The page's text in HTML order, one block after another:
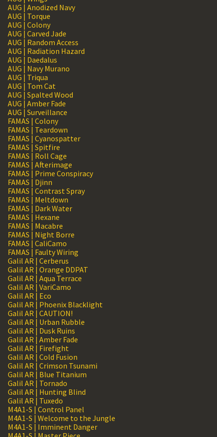
AUG | Anodized Navy
AUG | Torque
AUG | Colony
AUG | Carved Jade
AUG | Random Access
AUG | Radiation Hazard
AUG | Daedalus
AUG | Navy Murano
AUG | Triqua
AUG | Tom Cat
AUG | Spalted Wood
AUG | Amber Fade
AUG | Surveillance
FAMAS | Colony
FAMAS | Teardown
FAMAS | Cyanospatter
FAMAS | Spitfire
FAMAS | Roll Cage
FAMAS | Afterimage
FAMAS | Prime Conspiracy
FAMAS | Djinn
FAMAS | Contrast Spray
FAMAS | Meltdown
FAMAS | Dark Water
FAMAS | Hexane
FAMAS | Macabre
FAMAS | Night Borre
FAMAS | CaliCamo
FAMAS | Faulty Wiring
Galil AR | Cerberus
Galil AR | Orange DDPAT
Galil AR | Aqua Terrace
Galil AR | VariCamo
Galil AR | Eco
Galil AR | Phoenix Blacklight
Galil AR | CAUTION!
Galil AR | Urban Rubble
Galil AR | Dusk Ruins
Galil AR | Amber Fade
Galil AR | Firefight
Galil AR | Cold Fusion
Galil AR | Crimson Tsunami
Galil AR | Blue Titanium
Galil AR | Tornado
Galil AR | Hunting Blind
Galil AR | Tuxedo
M4A1-S | Control Panel
M4A1-S | Welcome to the Jungle
M4A1-S | Imminent Danger